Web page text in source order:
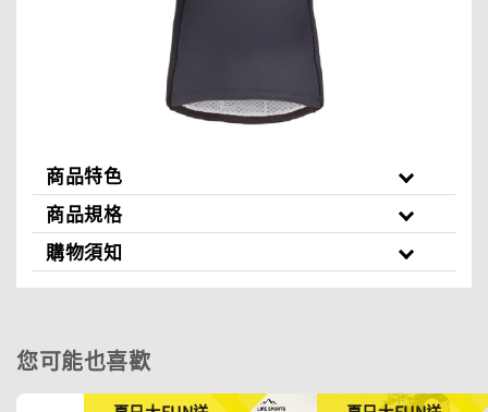
商品特色
商品規格
購物須知
您可能也喜歡